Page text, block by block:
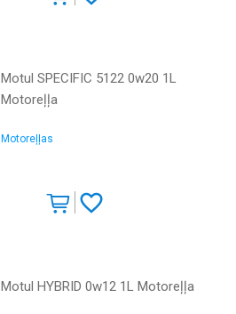
Motul SPECIFIC 5122 0w20 1L
Motoreļļa
Motoreļļas
Motul HYBRID 0w12 1L Motoreļļa